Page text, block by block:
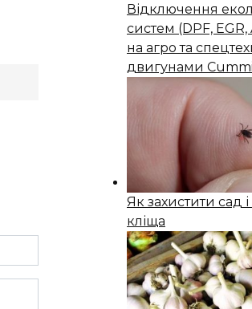
Відключення
систем (DPF,
на агро та
двигунами
Як захистити сад і
кліща